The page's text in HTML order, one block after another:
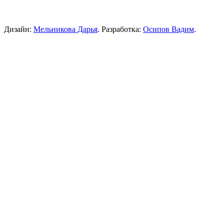
Дизайн: Мельникова Дарья. Разработка: Осипов Вадим.